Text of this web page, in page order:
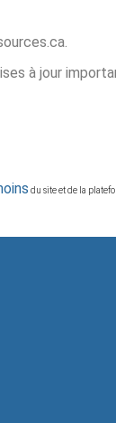
à jour
du site et de la